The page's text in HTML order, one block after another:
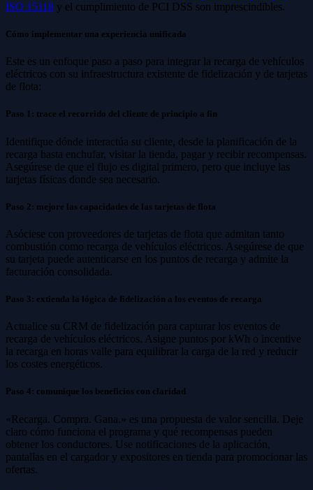
ISO 15118 y el cumplimiento de PCI DSS son imprescindibles.
Cómo implementar una experiencia unificada
Este es un enfoque paso a paso para integrar la recarga de vehículos
eléctricos con su infraestructura existente de fidelización y de tarjetas
de flota:
Paso 1: trace el recorrido del cliente de principio a fin
Identifique dónde interactúa su cliente, desde la planificación de la
recarga hasta enchufar, visitar la tienda, pagar y recibir recompensas.
Asegúrese de que el flujo es digital primero, pero que incluye las
tarjetas físicas donde sea necesario.
Paso 2: mejore las capacidades de las tarjetas de flota
Asóciese con proveedores de tarjetas de flota que admitan tanto
combustión como recarga de vehículos eléctricos. Asegúrese de que
su tarjeta puede autenticarse en los puntos de recarga y admite la
facturación consolidada.
Paso 3: extienda la lógica de fidelización a los eventos de recarga
Actualice su CRM de fidelización para capturar los eventos de
recarga de vehículos eléctricos. Asigne puntos por kWh o incentive
la recarga en horas valle para equilibrar la carga de la red y reducir
los costes energéticos.
Paso 4: comunique los beneficios con claridad
«Recarga. Compra. Gana.» es una propuesta de valor sencilla. Deje
claro cómo funciona el programa y qué recompensas pueden
obtener los conductores. Use notificaciones de la aplicación,
pantallas en el cargador y expositores en tienda para promocionar las
ofertas.